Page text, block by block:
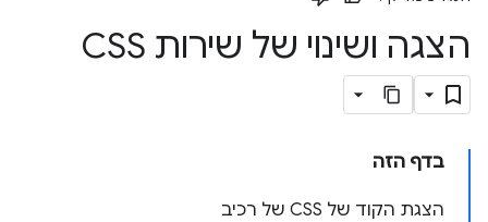
הצגה ושינוי של שירות CSS
בדף הזה
הצגת הקוד של CSS של רכיב